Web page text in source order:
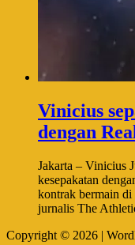
Vinicius
dengan
Jakarta – Vinicius
kesepakatan
kontrak bermain di
jurnalis The
Copyright © 2026 |